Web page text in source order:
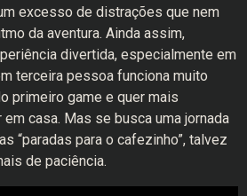
excesso de distrações que nem
da aventura. Ainda assim,
divertida, especialmente em
terceira pessoa funciona muito
primeiro game e quer mais
casa. Mas se busca uma jornada
“paradas para o cafezinho”, talvez
de paciência.